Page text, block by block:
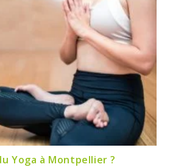
Yoga à Montpellier ?